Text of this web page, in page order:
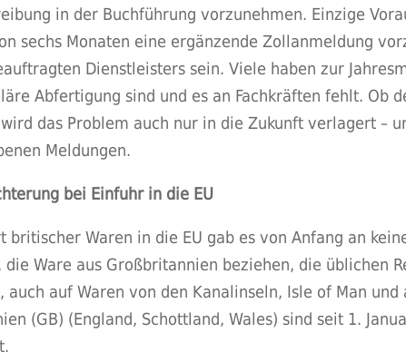
in der Buchführung vorzunehmen. Einzige
sechs Monaten eine ergänzende Zollanmeldung
Dienstleisters sein. Viele haben zur
Abfertigung sind und es an Fachkräften fehlt. Ob
das Problem auch nur in die Zukunft verlagert –
Meldungen.
bei Einfuhr in die EU
britischer Waren in die EU gab es von Anfang an
die Ware aus Großbritannien beziehen, die üblichen
auch auf Waren von den Kanalinseln, Isle of Man
(GB) (England, Schottland, Wales) sind seit 1.